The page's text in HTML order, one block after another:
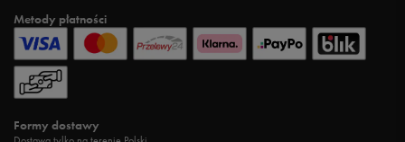
Metody płatności
Formy dostawy